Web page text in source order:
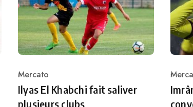
Category
Mercato
Ilyas El Khabchi fait saliver
plusieurs clubs